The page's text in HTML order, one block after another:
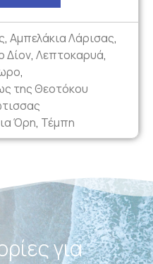
, Αμπελάκια Λάρισας,
Δίον, Λεπτοκαρυά,
,
της Θεοτόκου
Όρη, Τέμπη
για